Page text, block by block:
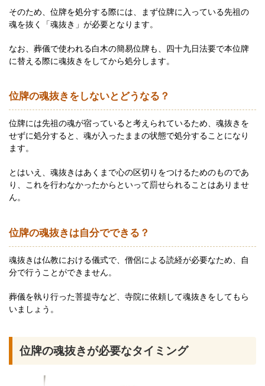
そのため、位牌を処分する際には、まず位牌に入っている先祖の
魂を抜く「魂抜き」が必要となります。
なお、葬儀で使われる白木の簡易位牌も、四十九日法要で本位牌
に替える際に魂抜きをしてから処分します。
位牌の魂抜きをしないとどうなる？
位牌には先祖の魂が宿っていると考えられているため、魂抜きを
せずに処分すると、魂が入ったままの状態で処分することになり
ます。
とはいえ、魂抜きはあくまで心の区切りをつけるためのものであ
り、これを行わなかったからといって罰せられることはありませ
ん。
位牌の魂抜きは自分でできる？
魂抜きは仏教における儀式で、僧侶による読経が必要なため、自
分で行うことができません。
葬儀を執り行った菩提寺など、寺院に依頼して魂抜きをしてもら
いましょう。
位牌の魂抜きが必要なタイミング